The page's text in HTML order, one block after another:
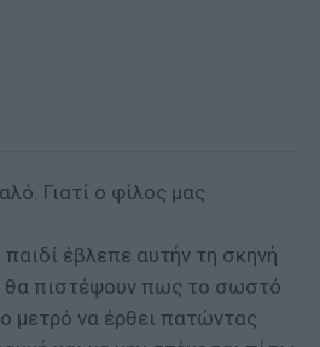
Γιατί ο φίλος μας
παιδί έβλεπε αυτήν τη σκηνή
θα πιστέψουν πως το σωστό
μετρό να έρθει πατώντας